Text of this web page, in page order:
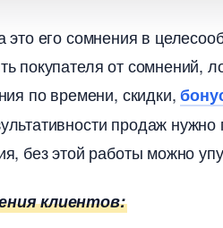
его сомнения в
покупателя от сомнений,
по времени, скидки,
продаж
без этой работы можно
клиентов: